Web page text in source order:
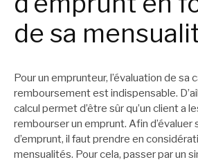
de sa
Pour un emprunteur, l’évaluation de sa
remboursement est indispensable.
calcul permet d’être sûr qu’un client a
rembourser un emprunt. Afin d’évaluer
d’emprunt, il faut prendre en
mensualités. Pour cela, passer par un